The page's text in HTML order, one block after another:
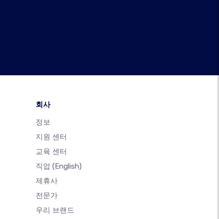
회사
정보
지원 센터
교육 센터
직업 (English)
제휴사
전문가
우리 브랜드